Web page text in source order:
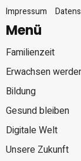
Impressum
Menü
Familienzeit
Erwachsen
Bildung
Gesund bleiben
Digitale Welt
Unsere Zukunft